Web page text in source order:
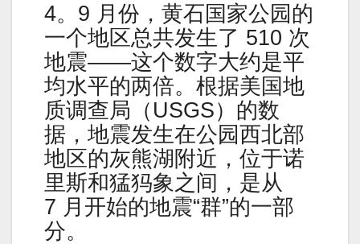
4。9 月份，黄石国家公园的
一个地区总共发生了 510 次
地震——这个数字大约是平
均水平的两倍。根据美国地
质调查局（USGS）的数
据，地震发生在公园西北部
地区的灰熊湖附近，位于诺
里斯和猛犸象之间，是从
7 月开始的地震“群”的一部
分。